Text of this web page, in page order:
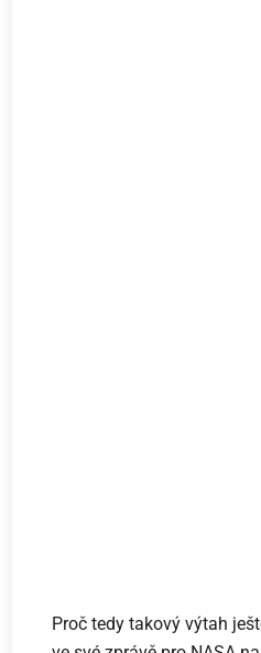
Proč tedy takový výtah